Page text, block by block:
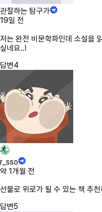
관찰하는 탐구가
19일 전
저는 완전 비문학파인데 소설을
싶네요..!
답변4
r_sso
약 1개월 전
선물로 위로가 될 수 있는 책 추
답변5